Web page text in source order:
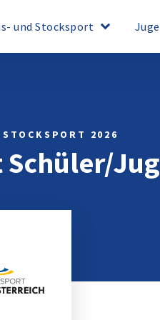
und Stocksport keyboard_arrow_down
2026